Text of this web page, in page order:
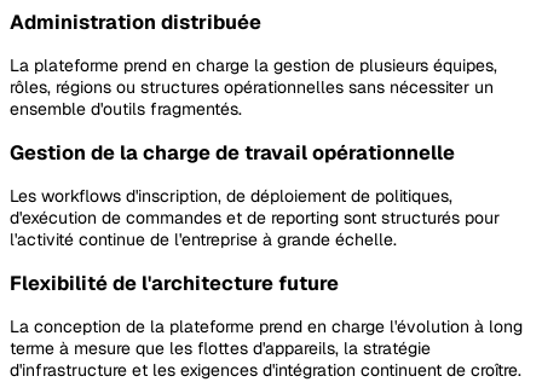
Administration distribuée
La plateforme prend en charge la gestion de plusieurs équipes,
rôles, régions ou structures opérationnelles sans nécessiter un
ensemble d'outils fragmentés.
Gestion de la charge de travail opérationnelle
Les workflows d'inscription, de déploiement de politiques,
d'exécution de commandes et de reporting sont structurés pour
l'activité continue de l'entreprise à grande échelle.
Flexibilité de l'architecture future
La conception de la plateforme prend en charge l'évolution à long
terme à mesure que les flottes d'appareils, la stratégie
d'infrastructure et les exigences d'intégration continuent de croître.